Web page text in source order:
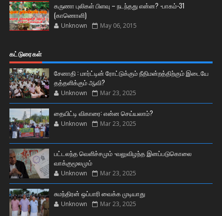
கருணா புலிகள் பிளவு – நடந்தது என்ன? -பாகம்-31
(காணொளி)
Unknown May 06, 2015
கட்டுரைகள்
சேனாதி : மார்ட்டின் ரோட்டுக்கும் நீதிமன்றத்திற்கும் இடையே
தத்தளிக்கும் ஆவி?
Unknown Mar 23, 2025
தையிட்டி விகாரை: என்ன செய்யலாம்?
Unknown Mar 23, 2025
பட்டலந்த வெளிச்சமும் -வலுவிழந்த இனப்படுகொலை
வாக்குமூலமும்
Unknown Mar 23, 2025
சுமந்திரன் ஒப்பாரி வைக்க முடியாது
Unknown Mar 23, 2025